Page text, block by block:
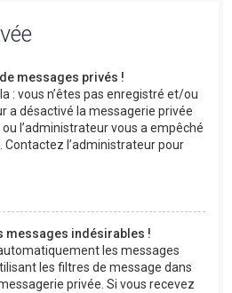
messages privés !
: vous n’êtes pas enregistré et/ou
a désactivé la messagerie privée
l’administrateur vous a empêché
Contactez l’administrateur pour
messages indésirables !
les messages
les filtres de message dans
privée. Si vous recevez